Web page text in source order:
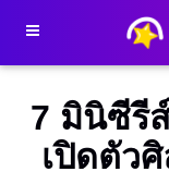
7 มินิซีรี
เปิดตัว